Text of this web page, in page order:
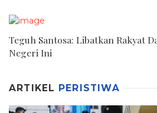
Teguh Santosa: Libatkan Rakyat
Negeri Ini
ARTIKEL PERISTIWA